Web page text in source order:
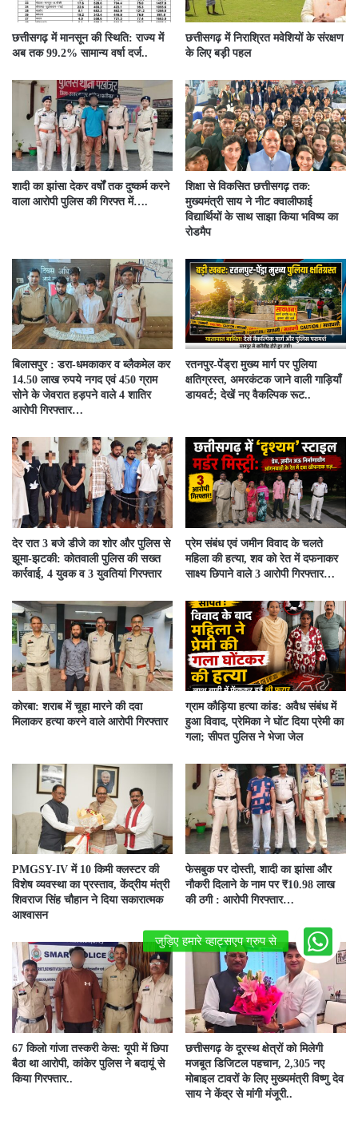
छत्तीसगढ़ में मानसून की स्थिति: राज्य में
अब तक 99.2% सामान्य वर्षा दर्ज..
छत्तीसगढ़ में निराश्रित मवेशियों के संरक्षण
के लिए बड़ी पहल
शादी का झांसा देकर वर्षों तक दुष्कर्म करने
वाला आरोपी पुलिस की गिरफ्त में….
शिक्षा से विकसित छत्तीसगढ़ तक:
मुख्यमंत्री साय ने नीट क्वालीफाई
विद्यार्थियों के साथ साझा किया भविष्य का
रोडमैप
बिलासपुर : डरा-धमकाकर व ब्लैकमेल कर
14.50 लाख रुपये नगद एवं 450 ग्राम
सोने के जेवरात हड़पने वाले 4 शातिर
आरोपी गिरफ्तार…
रतनपुर-पेंड्रा मुख्य मार्ग पर पुलिया
क्षतिग्रस्त, अमरकंटक जाने वाली गाड़ियाँ
डायवर्ट; देखें नए वैकल्पिक रूट..
देर रात 3 बजे डीजे का शोर और पुलिस से
झूमा-झटकी: कोतवाली पुलिस की सख्त
कार्रवाई, 4 युवक व 3 युवतियां गिरफ्तार
प्रेम संबंध एवं जमीन विवाद के चलते
महिला की हत्या, शव को रेत में दफनाकर
साक्ष्य छिपाने वाले 3 आरोपी गिरफ्तार…
कोरबा: शराब में चूहा मारने की दवा
मिलाकर हत्या करने वाले आरोपी गिरफ्तार
ग्राम कौड़िया हत्या कांड: अवैध संबंध में
हुआ विवाद, प्रेमिका ने घोंट दिया प्रेमी का
गला; सीपत पुलिस ने भेजा जेल
PMGSY-IV में 10 किमी क्लस्टर की
विशेष व्यवस्था का प्रस्ताव, केंद्रीय मंत्री
शिवराज सिंह चौहान ने दिया सकारात्मक
आश्वासन
फेसबुक पर दोस्ती, शादी का झांसा और
नौकरी दिलाने के नाम पर ₹10.98 लाख
की ठगी : आरोपी गिरफ्तार…
67 किलो गांजा तस्करी केस: यूपी में छिपा
बैठा था आरोपी, कांकेर पुलिस ने बदायूं से
किया गिरफ्तार..
छत्तीसगढ़ के दूरस्थ क्षेत्रों को मिलेगी
मजबूत डिजिटल पहचान, 2,305 नए
मोबाइल टावरों के लिए मुख्यमंत्री विष्णु देव
साय ने केंद्र से मांगी मंजूरी..